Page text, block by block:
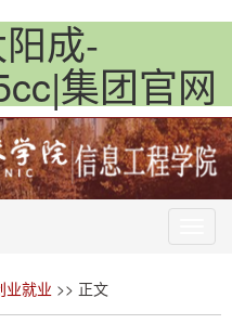
阳成-
集团官网
业就业 >> 正文